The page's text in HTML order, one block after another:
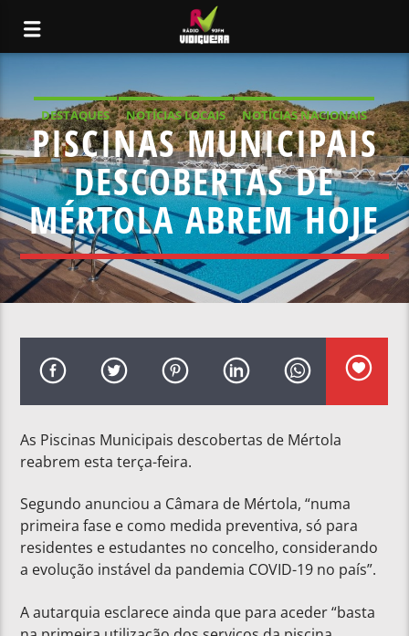
DESTAQUES NOTÍCIAS LOCAIS NOTÍCIAS NACIONAIS
PISCINAS MUNICIPAIS
DESCOBERTAS DE
MÉRTOLA ABREM HOJE
As Piscinas Municipais descobertas de Mértola
reabrem esta terça-feira.
Segundo anunciou a Câmara de Mértola, “numa
primeira fase e como medida preventiva, só para
residentes e estudantes no concelho, considerando
a evolução instável da pandemia COVID-19 no país”.
A autarquia esclarece ainda que para aceder “basta